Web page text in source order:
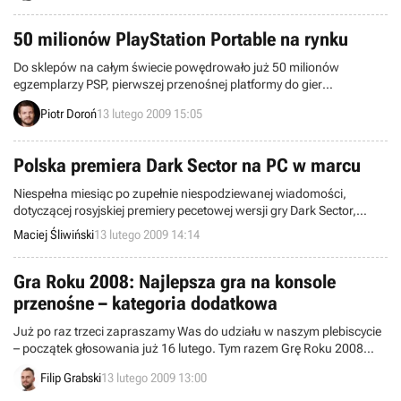
najciekawsze.
50 milionów PlayStation Portable na rynku
Do sklepów na całym świecie powędrowało już 50 milionów
egzemplarzy PSP, pierwszej przenośnej platformy do gier
wyprodukowanej przez Sony. Według nieoficjalnych danych serwisu
VGChartz.com, 45 milionów spośród nich zdążyło już znaleźć
Piotr Doroń13 lutego 2009 15:05
Polska premiera Dark Sector na PC w marcu
Niespełna miesiąc po zupełnie niespodziewanej wiadomości,
dotyczącej rosyjskiej premiery pecetowej wersji gry Dark Sector,
mamy kolejną miłą informację dla osób, zainteresowanych tym
tematem. Gra będzie bowiem oficjalnie dystrybuowana w Polsce.
Maciej Śliwiński13 lutego 2009 14:14
Gra Roku 2008: Najlepsza gra na konsole
przenośne – kategoria dodatkowa
Już po raz trzeci zapraszamy Was do udziału w naszym plebiscycie
– początek głosowania już 16 lutego. Tym razem Grę Roku 2008
będziecie wybierać spośród 50 najważniejszych i
najpopularniejszych tytułów wydanych w naszym kraju w minionym
Filip Grabski13 lutego 2009 13:00